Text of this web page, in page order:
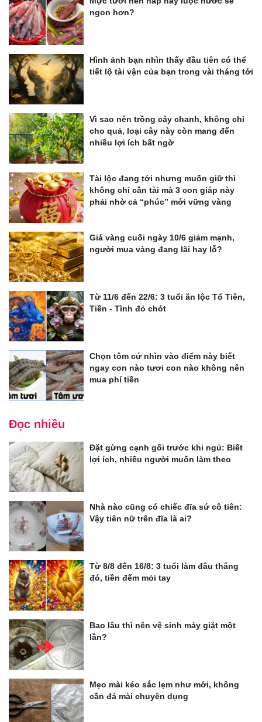
ngon hơn?
Hình ảnh bạn nhìn thấy đầu tiên có thể
tiết lộ tài vận của bạn trong vài tháng tới
Vì sao nên trồng cây chanh, không chỉ
cho quả, loại cây này còn mang đến
nhiều lợi ích bất ngờ
Tài lộc đang tới nhưng muốn giữ thì
không chỉ cần tài mà 3 con giáp này
phải nhờ cả “phúc” mới vững vàng
Giá vàng cuối ngày 10/6 giảm mạnh,
người mua vàng đang lãi hay lỗ?
Từ 11/6 đến 22/6: 3 tuổi ăn lộc Tổ Tiên,
Tiền - Tình đỏ chót
Chọn tôm cứ nhìn vào điểm này biết
ngay con nào tươi con nào không nên
mua phí tiền
Đọc nhiều
Đặt gừng cạnh gối trước khi ngủ: Biết
lợi ích, nhiều người muốn làm theo
Nhà nào cũng có chiếc đĩa sứ cô tiên:
Vậy tiên nữ trên đĩa là ai?
Từ 8/8 đến 16/8: 3 tuổi làm đâu thắng
đó, tiền đếm mỏi tay
Bao lâu thì nên vệ sinh máy giặt một
lần?
Mẹo mài kéo sắc lẹm như mới, không
cần đá mài chuyên dụng